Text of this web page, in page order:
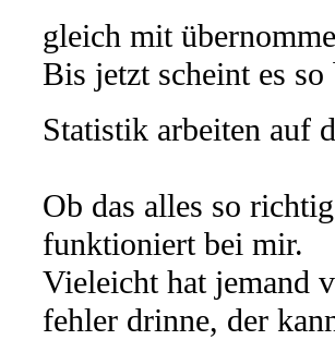
gleich mit
Bis jetzt scheint es
Statistik arbeiten
Ob das alles so
funktioniert bei mir.
Vieleicht hat jemand
fehler drinne, der